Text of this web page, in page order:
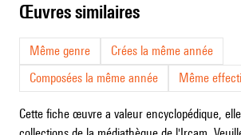
œuvres similaires
Même genre
Crées la même année
Composées la même année
Même
Cette fiche œuvre a valeur encyclopédique,